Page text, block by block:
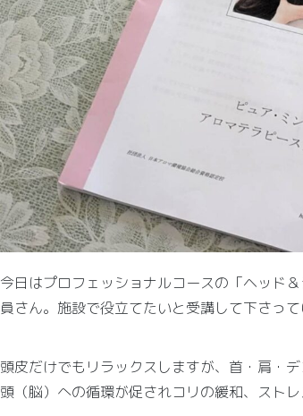
今日はプロフェッショナルコースの「ヘッド
員さん。施設で役立てたいと受講して下さって
頭皮だけでもリラックスしますが、首・肩・
頭（脳）への循環が促されコリの緩和、ストレ